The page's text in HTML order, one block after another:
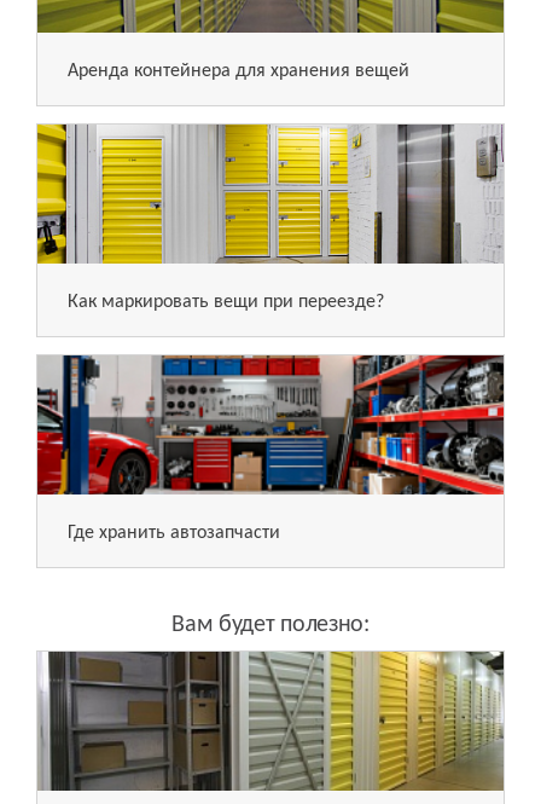
Аренда контейнера для хранения вещей
Как маркировать вещи при переезде?
Где хранить автозапчасти
Вам будет полезно: